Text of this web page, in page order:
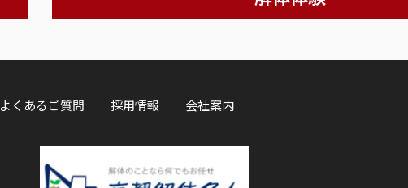
よくあるご質問 採用情報 会社案内